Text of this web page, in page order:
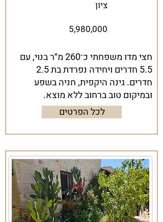
ציון
5,980,000
חצי מדו משפחתי כ־260 מ״ר בנוי, עם
5.5 חדרים ויחידה נפרדת בת 2.5
חדרים. גינה היקפית, חניה בשפע
ובמיקום טוב ברחוב ללא מוצא.
לכל הפרטים